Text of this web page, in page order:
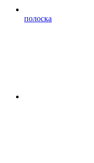
полоска